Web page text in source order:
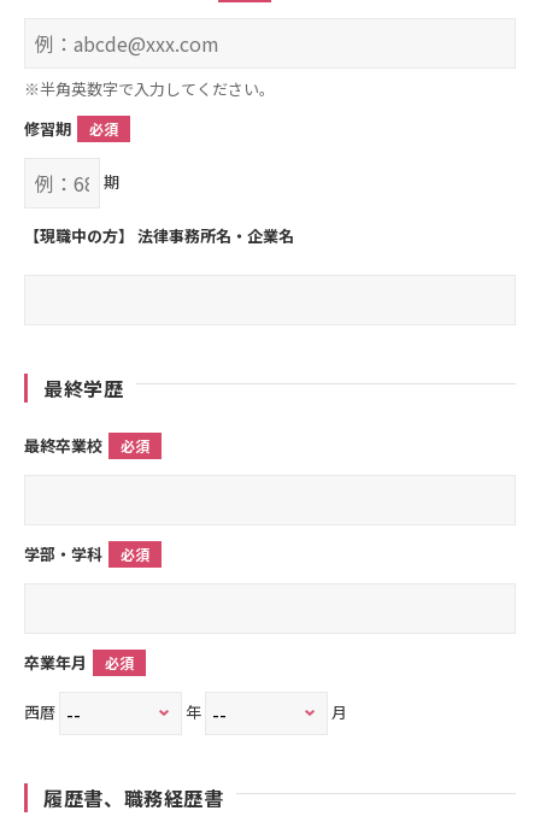
※半角英数字で入力してください。
修習期
必須
期
【現職中の方】 法律事務所名・企業名
最終学歴
最終卒業校 必須
学部・学科 必須
卒業年月 必須
西暦 年 月
履歴書、職務経歴書